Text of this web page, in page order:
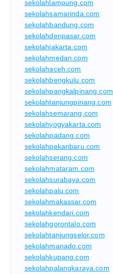
sekolahlampung.com
sekolahsamarinda.com
sekolahbandung.com
sekolahdenpasar.com
sekolahjakarta.com
sekolahmedan.com
sekolahaceh.com
sekolahbengkulu.com
sekolahpangkalpinang.com
sekolahtanjungpinang.com
sekolahsemarang.com
sekolahyogyakarta.com
sekolahpadang.com
sekolahpekanbaru.com
sekolahserang.com
sekolahmataram.com
sekolahsurabaya.com
sekolahpalu.com
sekolahmakassar.com
sekolahkendari.com
sekolahgorontalo.com
sekolahtanjungselor.com
sekolahmanado.com
sekolahkupang.com
sekolahpalangkaraya.com